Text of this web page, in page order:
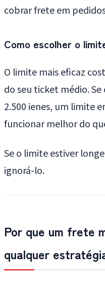
cobrar frete em
Como escolher o
O limite mais eficaz
do seu ticket médio.
2.500 ienes, um limite
funcionar melhor do
Se o limite estiver
ignorá-lo.
Por que um frete
qualquer